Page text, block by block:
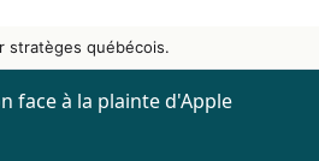
stratèges québécois.
face à la plainte d'Apple